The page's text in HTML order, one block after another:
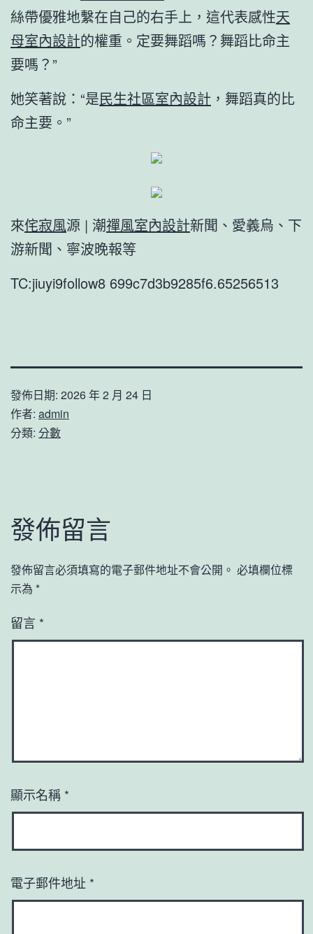
絲帶優雅地繫在自己的右手上，這代表感性天
母室內設計的權重。定要舞蹈嗎？舞蹈比命主
要嗎？”
她笑著說：“是民生社區室內設計 ，舞蹈真的比
命主要。”
來侘寂風源 | 潮禪風室內設計新聞、愛義烏、下
游新聞、寧波晚報等
TC:jiuyi9follow8 699c7d3b9285f6.65256513
發佈日期: 2026 年 2 月 24 日
作者: admin
分類: 分數
發佈留言
發佈留言必須填寫的電子郵件地址不會公開。 必填欄位標
示為 *
留言 *
顯示名稱 *
電子郵件地址 *